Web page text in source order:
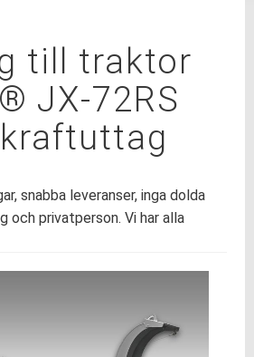
till traktor
JX-72RS
snabba leveranser, inga dolda
och privatperson. Vi har alla